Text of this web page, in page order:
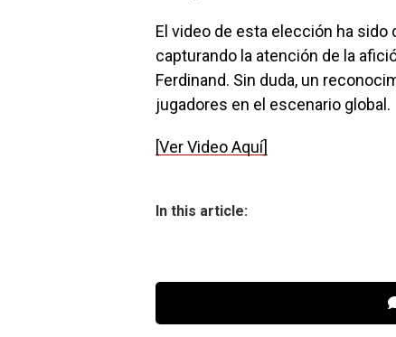
El video de esta elección ha
capturando la atención de la
Ferdinand. Sin duda, un
jugadores en el escenario global.
[Ver Video Aquí]
In this article: